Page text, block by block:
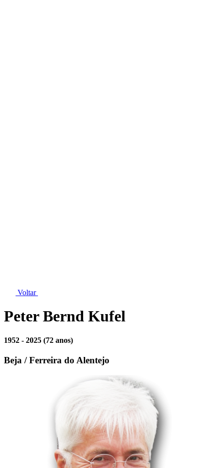
Voltar
Peter Bernd Kufel
1952 - 2025 (72 anos)
Beja / Ferreira do Alentejo